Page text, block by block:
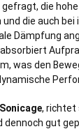
die
die auch bei
Dämpfung
was den
Sonicage, richtet
dennoch gut